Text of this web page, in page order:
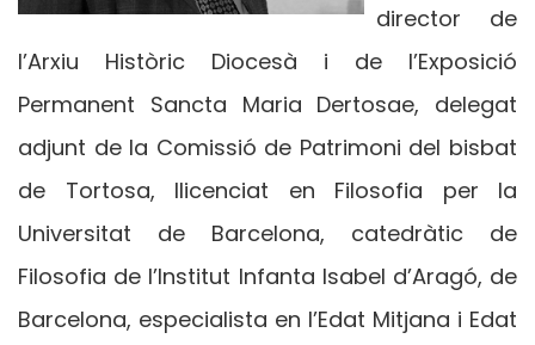
director de
l’Arxiu Històric Diocesà i de l’Exposició
Permanent Sancta Maria Dertosae, delegat
adjunt de la Comissió de Patrimoni del bisbat
de Tortosa, llicenciat en Filosofia per la
Universitat de Barcelona, catedràtic de
Filosofia de l’Institut Infanta Isabel d’Aragó, de
Barcelona, especialista en l’Edat Mitjana i Edat